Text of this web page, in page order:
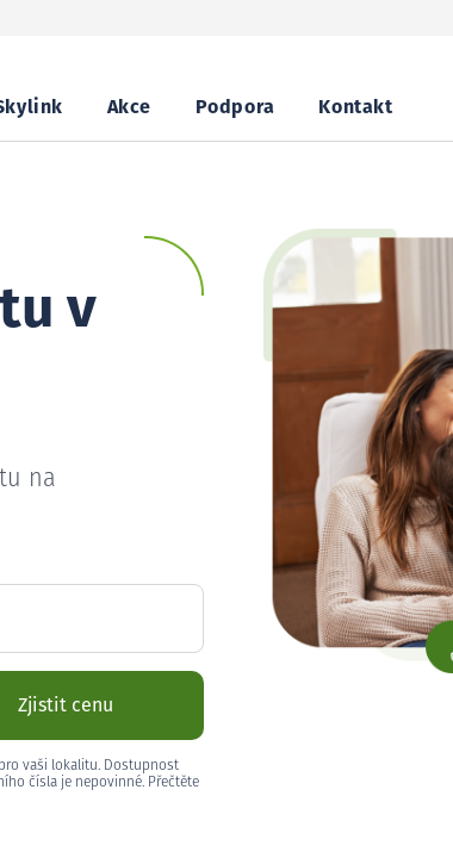
Akce Podpora Kontakt
v
na
Zjistit cenu
vaši lokalitu. Dostupnost
čísla je nepovinné. Přečtěte